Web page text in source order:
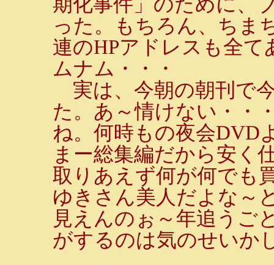
った。もちろん、ちま
連のHPアドレスも全て
ムナム・・・
実は、今朝の朝刊で
た。あ～情けない・・
ね。何時もの夜会DVD
まー総集編だから安く
取りあえず何が何でも
ゆきさん美人だよな～
見えんのぉ～年追うご
がするのは気のせいか